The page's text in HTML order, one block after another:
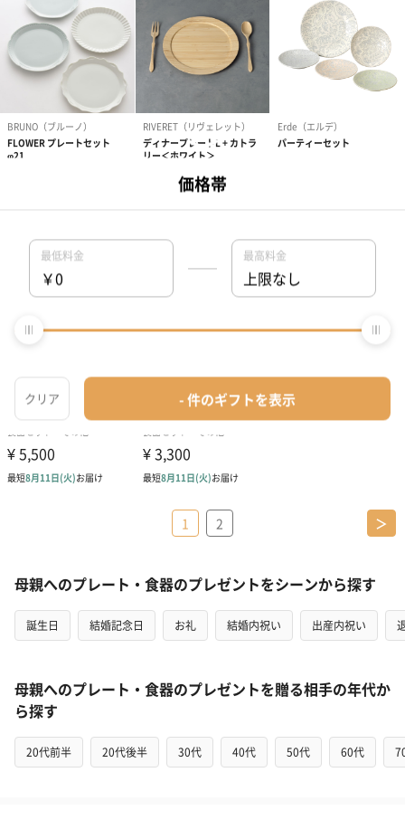
1 2 ＞
母親へのプレート・食器のプレゼントをシーンから探す
誕生日 結婚記念日 お礼 結婚内祝い 出産内祝い
母親へのプレート・食器のプレゼントを贈る相手の年代か
ら探す
20代前半 20代後半 30代 40代 50代 60代